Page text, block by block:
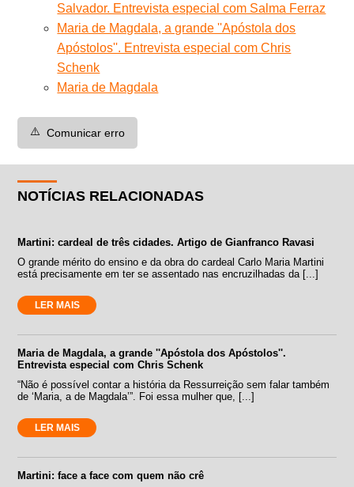
Salvador. Entrevista especial com Salma Ferraz
Maria de Magdala, a grande ''Apóstola dos
Apóstolos''. Entrevista especial com Chris
Schenk
Maria de Magdala
⚠️ Comunicar erro
NOTÍCIAS RELACIONADAS
Martini: cardeal de três cidades. Artigo de Gianfranco Ravasi
O grande mérito do ensino e da obra do cardeal Carlo Maria Martini
está precisamente em ter se assentado nas encruzilhadas da [...]
LER MAIS
Maria de Magdala, a grande ''Apóstola dos Apóstolos''.
Entrevista especial com Chris Schenk
“Não é possível contar a história da Ressurreição sem falar também
de ‘Maria, a de Magdala’”. Foi essa mulher que, [...]
LER MAIS
Martini: face a face com quem não crê